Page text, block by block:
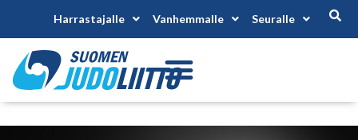
Harrastajalle Vanhemmalle Seuralle